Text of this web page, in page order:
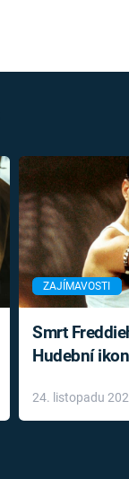
ZAJÍMAVOSTI
Smrt
Hudební
léky
24. listopadu